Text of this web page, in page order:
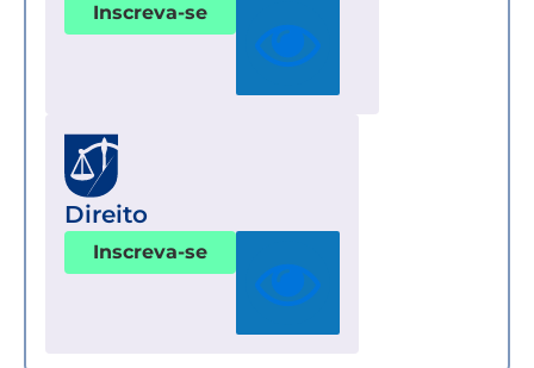
Inscreva-se
Direito
Inscreva-se